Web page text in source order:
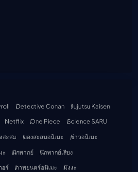
Detective Conan
Jujutsu Kaisen
Netflix One Piece
Science SARU
สะสม ของสะสมอนิเมะ
ข่าวอนิเมะ
ะ นักพากย์
นักพากย์เสียง
อร์ ภาพยนตร์อนิเมะ
มังงะ